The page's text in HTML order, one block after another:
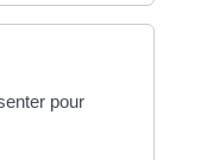
pour